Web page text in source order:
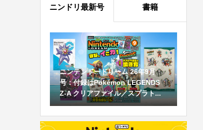
ニンドリ最新号 書籍
ニンテンドードリーム 26年9月
号：付録はPokémon LEGENDS
Z-A クリアファイル／スプラト...